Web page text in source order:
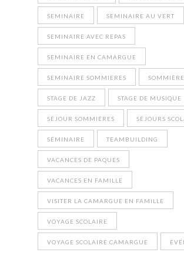
SEMINAIRE SEMINAIRE AU VERT
SEMINAIRE AVEC REPAS
SEMINAIRE EN CAMARGUE
SEMINAIRE SOMMIERES
STAGE DE JAZZ STAGE DE MUSIQUE
SÉJOUR SOMMIÈRES SÉJOURS
SÉMINAIRE TEAMBUILDING
VACANCES DE PAQUES
VACANCES EN FAMILLE
VISITER LA CAMARGUE EN FAMILLE
VOYAGE SCOLAIRE
VOYAGE SCOLAIRE CAMARGUE